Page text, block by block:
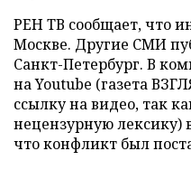
РЕН ТВ сообщает, что
Москве. Другие СМИ
Санкт-Петербург. В
на Youtube (газета
ссылку на видео, так
нецензурную лексику)
что конфликт был